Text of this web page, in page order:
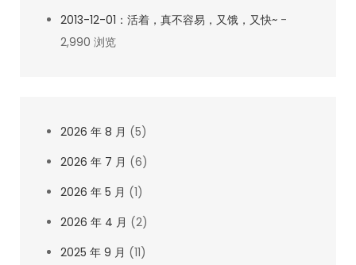
2013-12-01：活着，真不容易，又饿，又快~ -
2,990 浏览
2026 年 8 月 (5)
2026 年 7 月 (6)
2026 年 5 月 (1)
2026 年 4 月 (2)
2025 年 9 月 (11)